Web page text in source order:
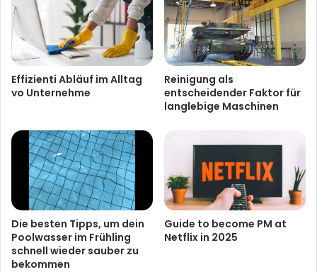
Effizienti Abläuf im Alltag
vo Unternehme
Reinigung als
entscheidender Faktor für
langlebige Maschinen
Die besten Tipps, um dein
Poolwasser im Frühling
schnell wieder sauber zu
bekommen
Guide to become PM at
Netflix in 2025